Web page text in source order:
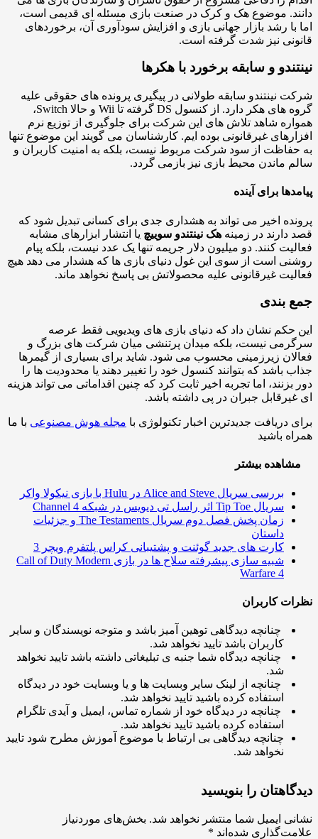
موضوع هک و کرک در صنعت بازی مسئله ای قدیمی است،
رشد بازار جهانی بازی و افزایش سودآوری آن، برخوردهای
نیز شدت گرفته است.
و سابقه برخورد با هکرها
نینتندو سابقه طولانی در پیگیری پرونده های حقوقی علیه
گروه های هکر دارد. از کنسول DS گرفته تا Wii و حالا Switch،
شاهد تلاش های این شرکت برای جلوگیری از توزیع نرم
غیرقانونی بوده ایم. کارشناسان می گویند این موضوع تنها
از سود شرکت مربوط نیست، بلکه به امنیت کاربران و
ماندن محیط بازی نیز بازمی گردد.
برای آینده
اخیر می تواند به هشداری جدی برای کسانی تبدیل شود که
در زمینه هک نینتندو سوییچیا انتشار ابزارهای مشابه
کنند. دو میلیون دلار جریمه تنها یک عدد نیست، بلکه پیام
است از سوی این غول دنیای بازی ها که هشدار می دهد هیچ
غیرقانونی علیه محصولاتش بی پاسخ نخواهد ماند.
بندی
حکم نشان داد که دنیای بازی های ویدیویی فقط عرصه
نیست، بلکه میدان پرتنشی میان شرکت های بزرگ و
زیرزمینی محسوب می شود. شاید برای بسیاری از گیمرها
باشد که بتوانند کنسول خود را تغییر دهند یا محدودیت ها را
اما تجربه اخیر ثابت کرد که چنین اقداماتی می تواند هزینه
جبران در پی داشته باشد.
دریافت جدیدترین اخبار تکنولوژی با مجله هوش مصنوعیبا ما
باشید
بیشتر
بررسی سریال Alice and Steve در Hulu با بازی نیکولا واکر
سریال Tip Toe اثر راسل تی دیویس در شبکه Channel 4
زمان پخش فصل دوم سریال The Testaments و جزئیات
داستان
کارت های جدید گوئنت و پشتیبانی کراس پلتفرم ویچر 3
شبیه سازی پیشرفته سلاح ها در بازی Call of Duty Modern
Warfare 4
کاربران
چنانچه دیدگاهی توهین آمیز باشد و متوجه نویسندگان و سایر
کاربران باشد تایید نخواهد شد.
چنانچه دیدگاه شما جنبه ی تبلیغاتی داشته باشد تایید نخواهد
چنانچه از لینک سایر وبسایت ها و یا وبسایت خود در دیدگاه
استفاده کرده باشید تایید نخواهد شد.
چنانچه در دیدگاه خود از شماره تماس، ایمیل و آیدی تلگرام
استفاده کرده باشید تایید نخواهد شد.
چنانچه دیدگاهی بی ارتباط با موضوع آموزش مطرح شود تایید
نخواهد شد.
را بنویسید
ایمیل شما منتشر نخواهد شد. بخش‌های موردنیاز
شده‌اند*